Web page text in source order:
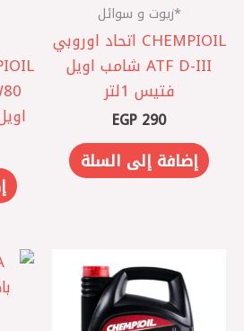
*زيوت و سوائل
CHEMPIOIL اتحاد اوروبي
ATF D-III شامب اويل
فتيس 1لتر
EGP 290
إضافة إلى السلة
اويل